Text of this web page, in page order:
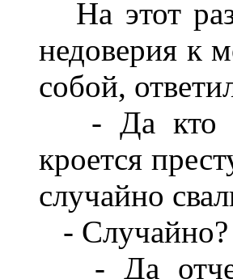
На этот раз
недоверия к
собой,
- Да кто
кроется
случайно
- Случайно?
- Да